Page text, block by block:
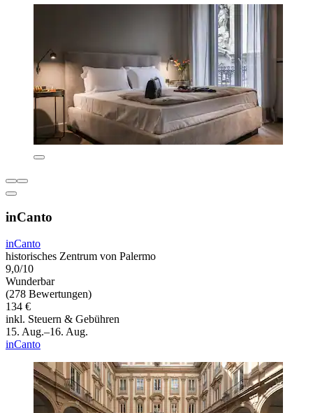
inCanto
inCanto
historisches Zentrum von Palermo
9,0/10
Wunderbar
(278 Bewertungen)
134 €
inkl. Steuern & Gebühren
15. Aug.–16. Aug.
inCanto